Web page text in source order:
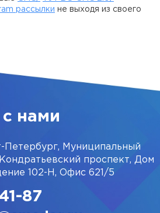
рассылки не выходя из своего
нами
Петербург, Муниципальный
проспект, Дом
102-Н, Офис 621/5
87
рассылку с
кликов
конфиденциальности и обработкой
положением о рекламе
и партнёрах
на получение информационных